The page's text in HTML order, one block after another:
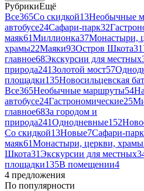
РубрикиЕщё
Все365Со скидкой13Необычные
автобусе24Сафари-парк32
маяк61Миллионка37Монастыри,
храмы22Маяки93Остров Шкота31
главное68Экскурсии для местных
природа241Золотой мост57
площадки135Новосильцевская
Все365Необычные маршруты54На
автобусе24Гастрономические25
главное68За городом и
природа241Однодневные152
Со скидкой13Новые7Сафари-парк
маяк61Монастыри, церкви, храмы
Шкота31Экскурсии для местных
площадки135В помещении4
4 предложения
По популярности